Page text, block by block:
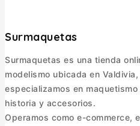
Surmaquetas
Surmaquetas es una tienda
modelismo ubicada en
especializamos en
historia y accesorios.
Operamos como e-commerce,